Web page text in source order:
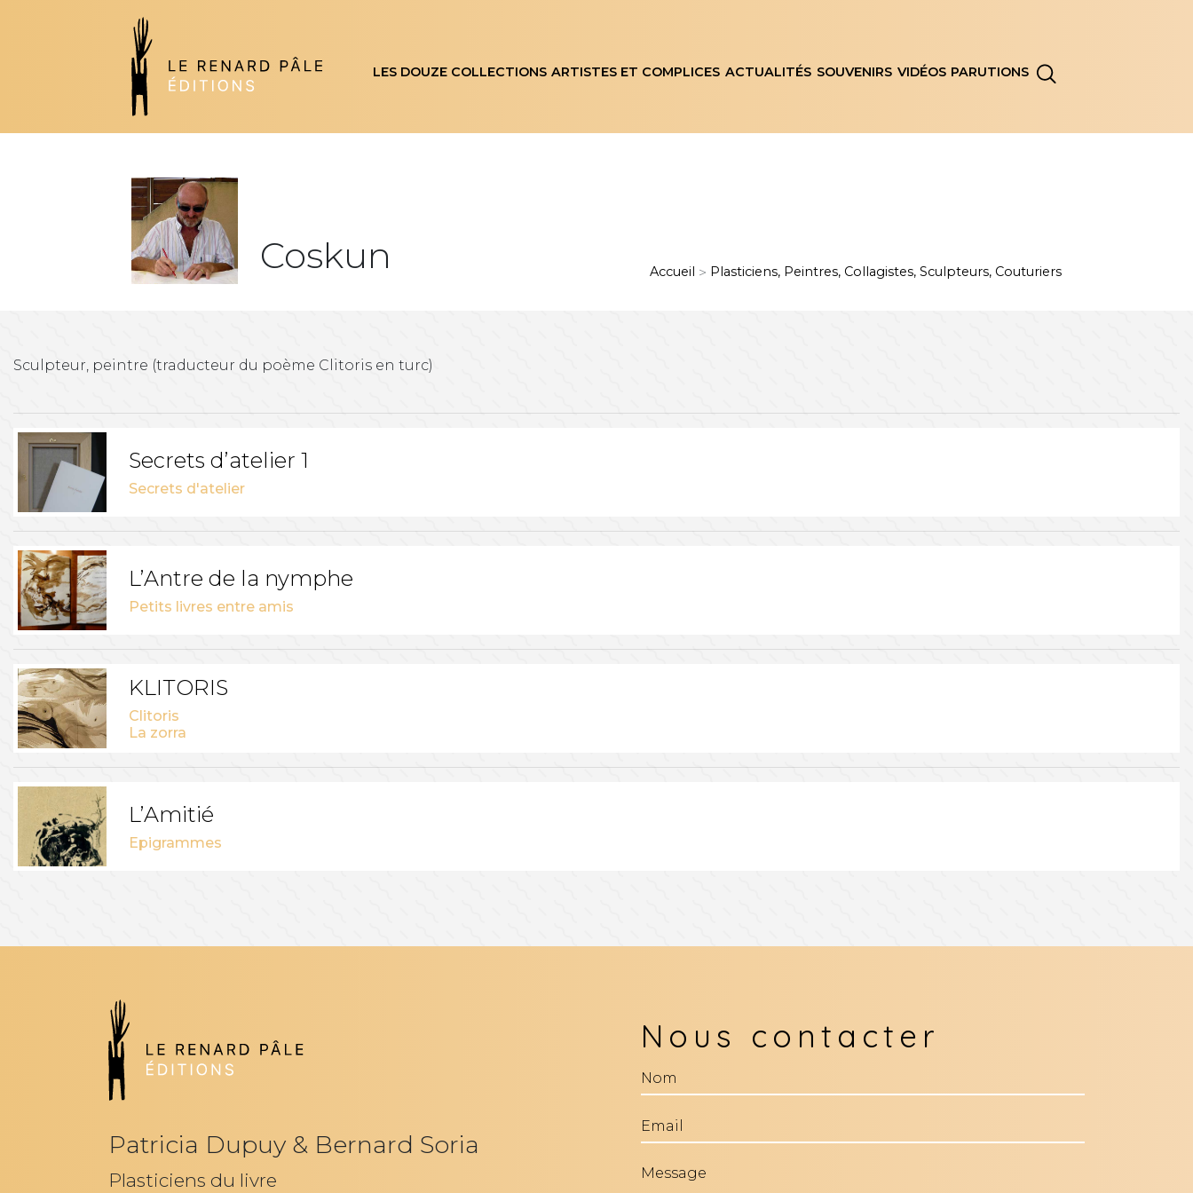
LES DOUZE COLLECTIONS ARTISTES ET COMPLICES ACTUALITÉS SOUVENIRS VIDÉOS PARUTIONS
Coskun Accueil > Plasticiens, Peintres, Collagistes, Sculpteurs, Couturiers
Sculpteur, peintre (traducteur du poème Clitoris en turc)
Secrets d’atelier 1
Secrets d'atelier
L’Antre de la nymphe
Petits livres entre amis
KLITORIS
Clitoris
La zorra
L’Amitié
Epigrammes
Patricia Dupuy & Bernard Soria
Plasticiens du livre
Nous contacter